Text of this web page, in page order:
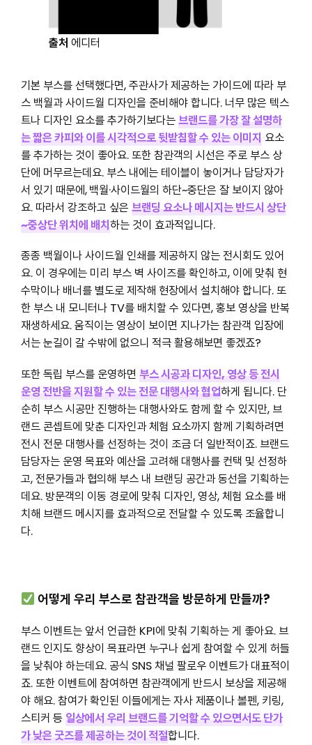
출처 에디터
기본 부스를 선택했다면, 주관사가 제공하는 가이드에 따라 부
스 백월과 사이드월 디자인을 준비해야 합니다. 너무 많은 텍스
트나 디자인 요소를 추가하기보다는브랜드를 가장 잘 설명하
는 짧은 카피와 이를 시각적으로 뒷받침할 수 있는 이미지요소
를 추가하는 것이 좋아요. 또한 참관객의 시선은 주로 부스 상
단에 머무르는데요. 부스 내에는 테이블이 놓이거나 담당자가
서 있기 때문에,백월·사이드월의 하단~중단은 잘 보이지 않아
요. 따라서 강조하고 싶은 브랜딩 요소나 메시지는 반드시 상단
~중상단 위치에 배치하는 것이 효과적입니다.
종종 백월이나 사이드월 인쇄를 제공하지 않는 전시회도 있어
요. 이 경우에는 미리 부스 벽 사이즈를 확인하고, 이에 맞춰 현
수막이나 배너를 별도로 제작해 현장에서 설치해야 합니다. 또
한 부스 내 모니터나 TV를 배치할 수 있다면, 홍보 영상을 반복
재생하세요. 움직이는 영상이 보이면 지나가는 참관객 입장에
서는 눈길이 갈 수밖에 없으니 적극 활용해보면 좋겠죠?
또한 독립 부스를 운영하면 부스 시공과 디자인, 영상 등 전시
운영 전반을 지원할 수 있는 전문 대행사와 협업하게 됩니다. 단
순히 부스 시공만 진행하는 대행사와도 함께 할 수 있지만, 브
랜드 콘셉트에 맞춘 디자인과 체험 요소까지 함께 기획하려면
전시 전문 대행사를 선정하는 것이 조금 더 일반적이죠. 브랜드
담당자는 운영 목표와 예산을 고려해 대행사를 컨택 및 선정하
고, 전문가들과 협의해 부스 내 브랜딩 공간과 동선을 기획하는
데요. 방문객의 이동 경로에 맞춰 디자인, 영상, 체험 요소를 배
치해 브랜드 메시지를 효과적으로 전달할 수 있도록 조율합니
다.
어떻게 우리 부스로 참관객을 방문하게 만들까?
부스 이벤트는 앞서 언급한 KPI에 맞춰 기획하는 게 좋아요. 브
랜드 인지도 향상이 목표라면 누구나 쉽게 참여할 수 있게 허들
을 낮춰야 하는데요. 공식 SNS 채널 팔로우 이벤트가 대표적이
죠. 또한 이벤트에 참여하면 참관객에게 반드시 보상을 제공해
야 해요. 참여가 확인된 이들에게는 자사 제품이나 볼펜, 키링,
스티커 등 일상에서 우리 브랜드를 기억할 수 있으면서도 단가
가 낮은 굿즈를 제공하는 것이 적절합니다.